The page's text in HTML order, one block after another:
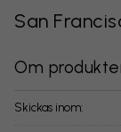
San
Om
Skickas inom: